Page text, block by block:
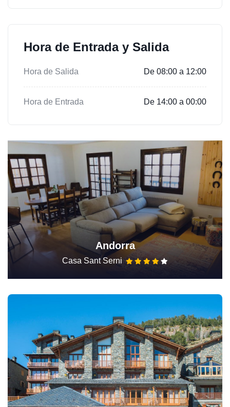
Hora de Entrada y Salida
Hora de Salida De 08:00 a 12:00
Hora de Entrada De 14:00 a 00:00
Andorra
Casa Sant Serni